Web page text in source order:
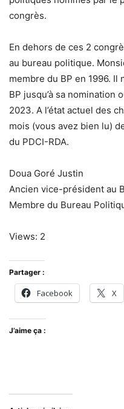
congrès.
En dehors de ces 2
au bureau politique.
membre du BP en 1996. Il
BP jusqu’à sa nomination
2023. A l’état actuel des
mois (vous avez bien lu)
du PDCI-RDA.
Doua Goré Justin
Ancien vice-président au
Membre du Bureau
Views: 2
Partager :
Facebook X
J’aime ça :